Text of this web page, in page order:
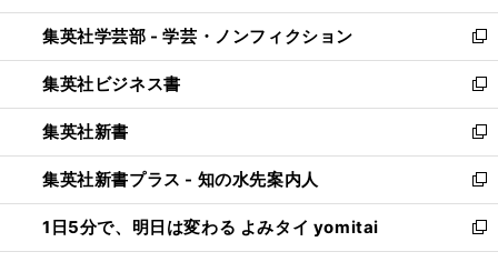
開
く
ウ
で
開
く
ン
ド
ウ
で
開
く
ウ
ィ
ン
ド
ウ
で
開
く
集英社学芸部 - 学芸・ノンフィクション
新
し
い
ウ
ィ
ン
ド
ウ
で
開
集英社ビジネス書
新
し
い
ウ
ィ
ン
ド
ウ
集英社新書
新
し
い
ウ
ィ
ン
集英社新書プラス - 知の水先案内人
新
し
い
ウ
1日5分で、明日は変わる よみタイ yomitai
新
し